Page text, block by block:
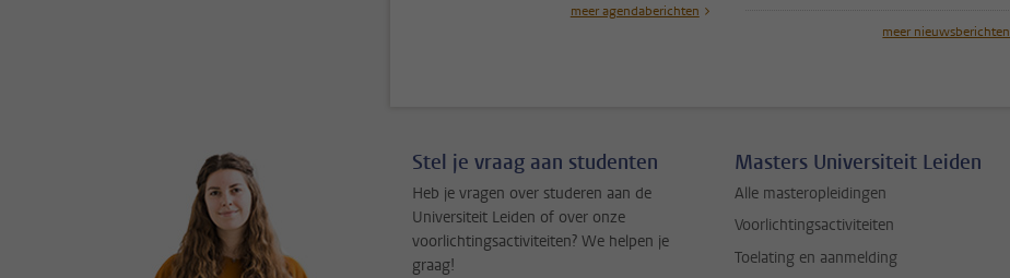
meer agendaberichten
meer nieuwsberichten
Stel je vraag aan studenten
Heb je vragen over studeren aan de
Universiteit Leiden of over onze
voorlichtingsactiviteiten? We helpen je
graag!
Masters Universiteit Leiden
Alle masteropleidingen
Voorlichtingsactiviteiten
Toelating en aanmelding